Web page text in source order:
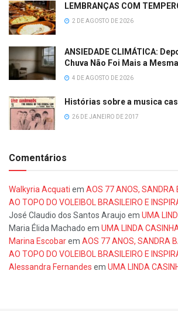
LEMBRANÇAS COM
2 DE AGOSTO DE 2026
ANSIEDADE CLIMÁTICA:
Chuva Não Foi Mais a Mesma
4 DE AGOSTO DE 2026
Histórias sobre a musica
26 DE JANEIRO DE 2017
Comentários
Walkyria Acquati em AOS 77 ANOS, SANDRA
AO TOPO DO VOLEIBOL BRASILEIRO E
José Claudio dos Santos Araujo em UMA
Maria Élida Machado em UMA LINDA
Marina Escobarem AOS 77 ANOS, SANDRA
AO TOPO DO VOLEIBOL BRASILEIRO E
Alessandra Fernandes em UMA LINDA